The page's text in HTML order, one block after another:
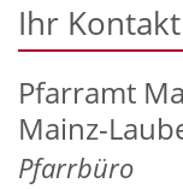
Ihr
Pfarramt
Mainz-
Pfarrbüro